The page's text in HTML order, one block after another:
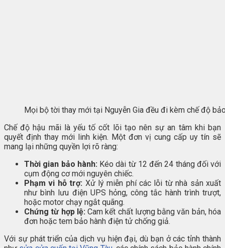
Mọi bộ tời thay mới tại Nguyễn Gia đều đi kèm chế độ
Chế độ hậu mãi là yếu tố cốt lõi tạo nên sự an tâm khi bạn
quyết định thay mới linh kiện. Một đơn vị cung cấp uy tín sẽ
mang lại những quyền lợi rõ ràng:
Thời gian bảo hành: Kéo dài từ 12 đến 24 tháng đối với
cụm động cơ mới nguyên chiếc.
Phạm vi hỗ trợ: Xử lý miễn phí các lỗi từ nhà sản xuất
như bình lưu điện UPS hỏng, công tắc hành trình trượt,
hoặc motor chạy ngắt quãng.
Chứng từ hợp lệ: Cam kết chất lượng bằng văn bản, hóa
đơn hoặc tem bảo hành điện tử chống giả.
Với sự phát triển của dịch vụ hiện đại, dù bạn ở các tỉnh thành